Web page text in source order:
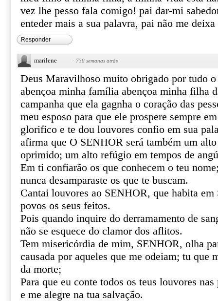
vez lhe pesso fala comigo! pai dar-mi
enteder mais a sua palavra, pai não me
Responder
marilene · 730 semanas atrás
Deus Maravilhoso muito obrigado por tudo o
abençoa minha família abençoa minha filha
campanha que ela gagnha o coração das
meu esposo para que ele prospere sempre
glorifico e te dou louvores confio em sua
afirma que O SENHOR será também um
oprimido; um alto refúgio em tempos de
Em ti confiarão os que conhecem o teu
nunca desamparaste os que te buscam.
Cantai louvores ao SENHOR, que habita em
povos os seus feitos.
Pois quando inquire do derramamento de
não se esquece do clamor dos aflitos.
Tem misericórdia de mim, SENHOR, olha
causada por aqueles que me odeiam; tu que
da morte;
Para que eu conte todos os teus louvores
e me alegre na tua salvação.